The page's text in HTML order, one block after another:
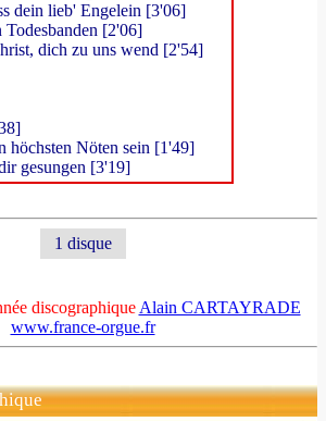
dein lieb' Engelein [3'06]
[2'06]
dich zu uns wend [2'54]
höchsten Nöten sein [1'49]
gesungen [3'19]
1 disque
discographique Alain CARTAYRADE
www.france-orgue.fr